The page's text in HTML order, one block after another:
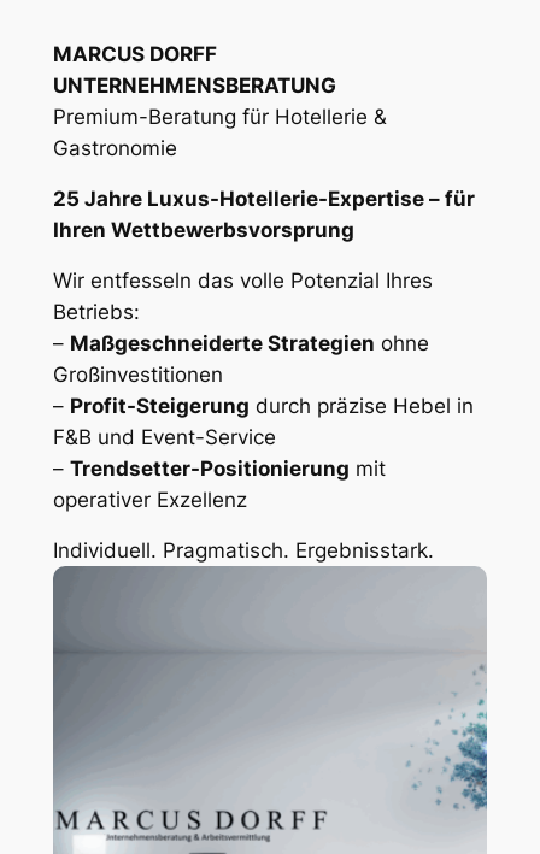
MARCUS DORFF
UNTERNEHMENSBERATUNG
Premium-Beratung für Hotellerie &
Gastronomie
25 Jahre Luxus-Hotellerie-Expertise – für
Ihren Wettbewerbsvorsprung
Wir entfesseln das volle Potenzial Ihres
Betriebs:
– Maßgeschneiderte Strategien ohne
Großinvestitionen
– Profit-Steigerung durch präzise Hebel in
F&B und Event-Service
– Trendsetter-Positionierung mit
operativer Exzellenz
Individuell. Pragmatisch. Ergebnisstark.